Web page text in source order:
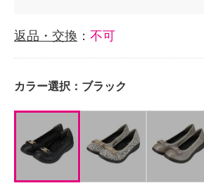
返品・交換 ： 不可
カラー選択： ブラック